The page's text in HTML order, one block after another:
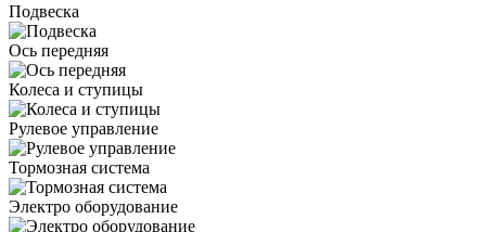
Подвеска
Ось передняя
Колеса и ступицы
Рулевое управление
Тормозная система
Электро оборудование